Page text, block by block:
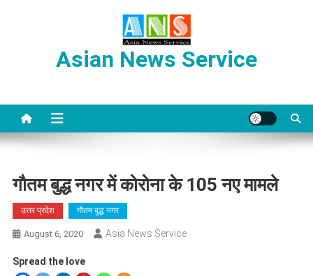
Asian News Service
गौतम बुद्ध नगर में कोरोना के 105 नए मामले
उत्तर प्रदेश गौतम बुद्ध नगर
August 6, 2020 Asia News Service
Spread the love